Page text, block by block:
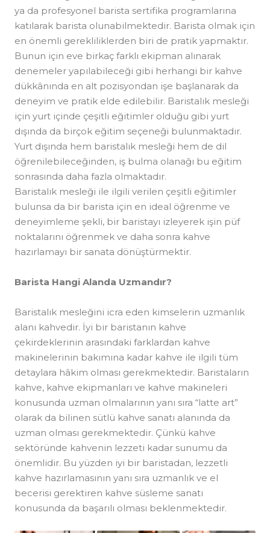
ya da profesyonel barista sertifika programlarına
katılarak barista olunabilmektedir. Barista olmak için
en önemli gerekliliklerden biri de pratik yapmaktır.
Bunun için eve birkaç farklı ekipman alınarak
denemeler yapılabileceği gibi herhangi bir kahve
dükkânında en alt pozisyondan işe başlanarak da
deneyim ve pratik elde edilebilir. Baristalık mesleği
için yurt içinde çeşitli eğitimler olduğu gibi yurt
dışında da birçok eğitim seçeneği bulunmaktadır.
Yurt dışında hem baristalık mesleği hem de dil
öğrenilebileceğinden, iş bulma olanağı bu eğitim
sonrasında daha fazla olmaktadır.
Baristalık mesleği ile ilgili verilen çeşitli eğitimler
bulunsa da bir barista için en ideal öğrenme ve
deneyimleme şekli, bir baristayı izleyerek işin püf
noktalarını öğrenmek ve daha sonra kahve
hazırlamayı bir sanata dönüştürmektir.
Barista Hangi Alanda Uzmandır?
Baristalık mesleğini icra eden kimselerin uzmanlık
alanı kahvedir. İyi bir baristanın kahve
çekirdeklerinin arasındaki farklardan kahve
makinelerinin bakımına kadar kahve ile ilgili tüm
detaylara hâkim olması gerekmektedir. Baristaların
kahve, kahve ekipmanları ve kahve makineleri
konusunda uzman olmalarının yanı sıra “latte art”
olarak da bilinen sütlü kahve sanatı alanında da
uzman olması gerekmektedir. Çünkü kahve
sektöründe kahvenin lezzeti kadar sunumu da
önemlidir. Bu yüzden iyi bir baristadan, lezzetli
kahve hazırlamasının yanı sıra uzmanlık ve el
becerisi gerektiren kahve süsleme sanatı
konusunda da başarılı olması beklenmektedir.